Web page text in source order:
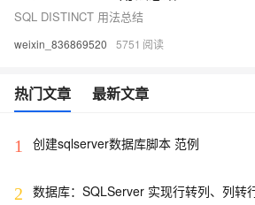
SQL DISTINCT 用法总结
weixin_836869520 5751
热门文章 最新文章
1 创建sqlserver数据库脚本 范例
2 数据库：SQLServer 实现行转列、列转